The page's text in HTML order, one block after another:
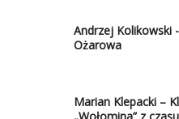
Andrzej Kolikowski
Ożarowa
Marian Klepacki –